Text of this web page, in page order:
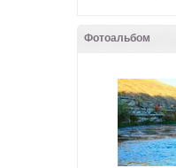
Фотоальбом